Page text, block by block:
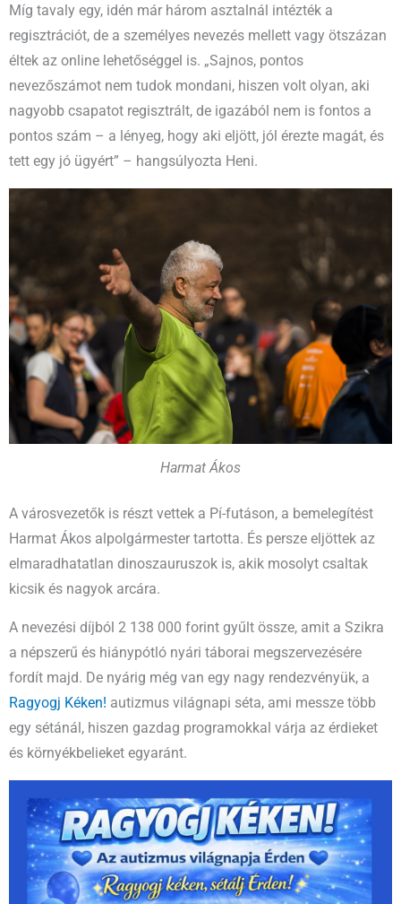
Míg tavaly egy, idén már három asztalnál intézték a
regisztrációt, de a személyes nevezés mellett vagy ötszázan
éltek az online lehetőséggel is. „Sajnos, pontos
nevezőszámot nem tudok mondani, hiszen volt olyan, aki
nagyobb csapatot regisztrált, de igazából nem is fontos a
pontos szám – a lényeg, hogy aki eljött, jól érezte magát, és
tett egy jó ügyért” – hangsúlyozta Heni.
Harmat Ákos
A városvezetők is részt vettek a Pí-futáson, a bemelegítést
Harmat Ákos alpolgármester tartotta. És persze eljöttek az
elmaradhatatlan dinoszauruszok is, akik mosolyt csaltak
kicsik és nagyok arcára.
A nevezési díjból 2 138 000 forint gyűlt össze, amit a Szikra
a népszerű és hiánypótló nyári táborai megszervezésére
fordít majd. De nyárig még van egy nagy rendezvényük, a
Ragyogj Kéken! autizmus világnapi séta, ami messze több
egy sétánál, hiszen gazdag programokkal várja az érdieket
és környékbelieket egyaránt.